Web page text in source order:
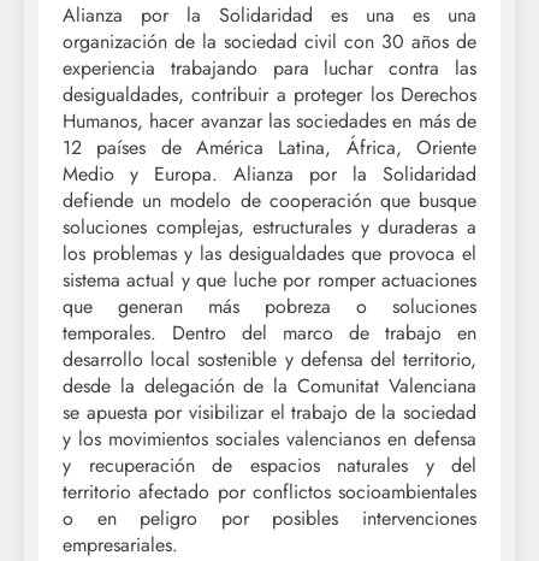
Alianza por la Solidaridad es una es una
organización de la sociedad civil con 30 años de
experiencia trabajando para luchar contra las
desigualdades, contribuir a proteger los Derechos
Humanos, hacer avanzar las sociedades en más de
12 países de América Latina, África, Oriente
Medio y Europa. Alianza por la Solidaridad
defiende un modelo de cooperación que busque
soluciones complejas, estructurales y duraderas a
los problemas y las desigualdades que provoca el
sistema actual y que luche por romper actuaciones
que generan más pobreza o soluciones
temporales. Dentro del marco de trabajo en
desarrollo local sostenible y defensa del territorio,
desde la delegación de la Comunitat Valenciana
se apuesta por visibilizar el trabajo de la sociedad
y los movimientos sociales valencianos en defensa
y recuperación de espacios naturales y del
territorio afectado por conflictos socioambientales
o en peligro por posibles intervenciones
empresariales.